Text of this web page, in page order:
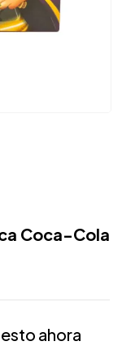
Coca-Cola
ahora